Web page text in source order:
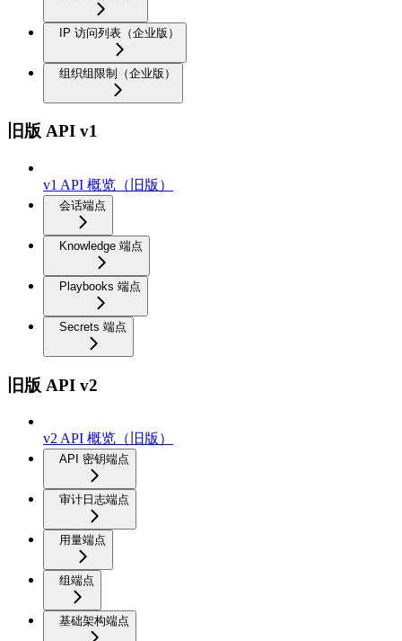
IP 访问列表（企业版）
组织组限制（企业版）
旧版 API v1
v1 API 概览（旧版）
会话端点
Knowledge 端点
Playbooks 端点
Secrets 端点
旧版 API v2
v2 API 概览（旧版）
API 密钥端点
审计日志端点
用量端点
组端点
基础架构端点